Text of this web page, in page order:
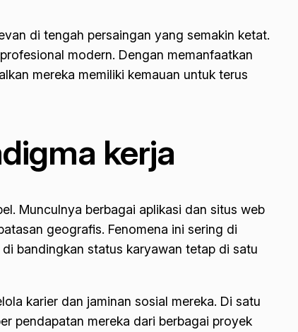
di tengah persaingan yang semakin ketat.
modern. Dengan memanfaatkan
mereka memiliki kemauan untuk terus
kerja
Munculnya berbagai aplikasi dan situs web
geografis. Fenomena ini sering di
bandingkan status karyawan tetap di satu
karier dan jaminan sosial mereka. Di satu
pendapatan mereka dari berbagai proyek